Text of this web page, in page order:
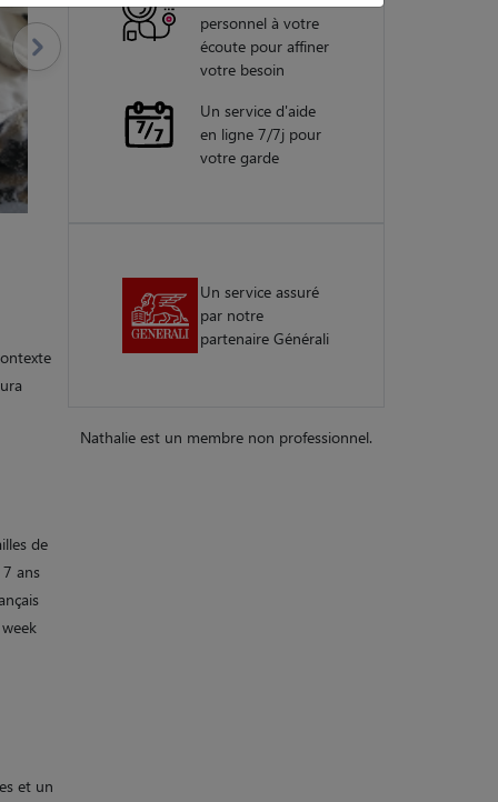
de
ans
et un
personnel à votre
écoute pour affiner
votre besoin
Un service d'aide
en ligne 7/7j pour
votre garde
Un service assuré
par notre
partenaire Générali
Nathalie est un membre non professionnel.